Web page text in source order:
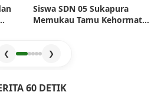
Siswa SDN 05 Sukapura
Memukau Tamu Kehormatan
❮ ❯